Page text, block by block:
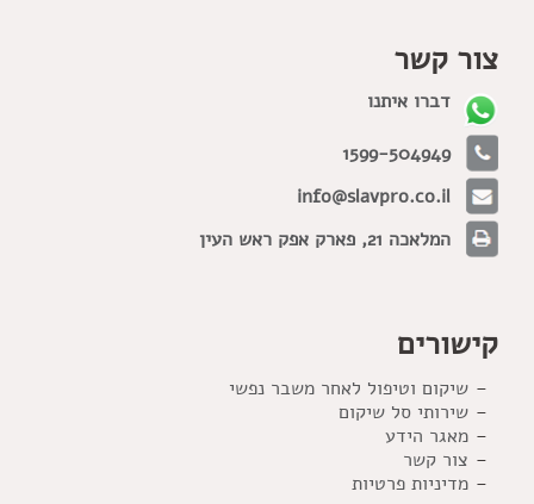
צור קשר
דברו איתנו
1599-504949
info@slavpro.co.il
המלאכה 21, פארק אפק ראש העין
קישורים
שיקום וטיפול לאחר משבר נפשי
שירותי סל שיקום
מאגר הידע
צור קשר
מדיניות פרטיות